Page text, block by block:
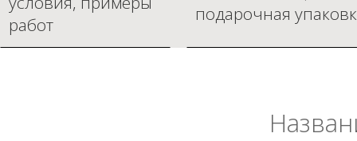
работ
подарочная